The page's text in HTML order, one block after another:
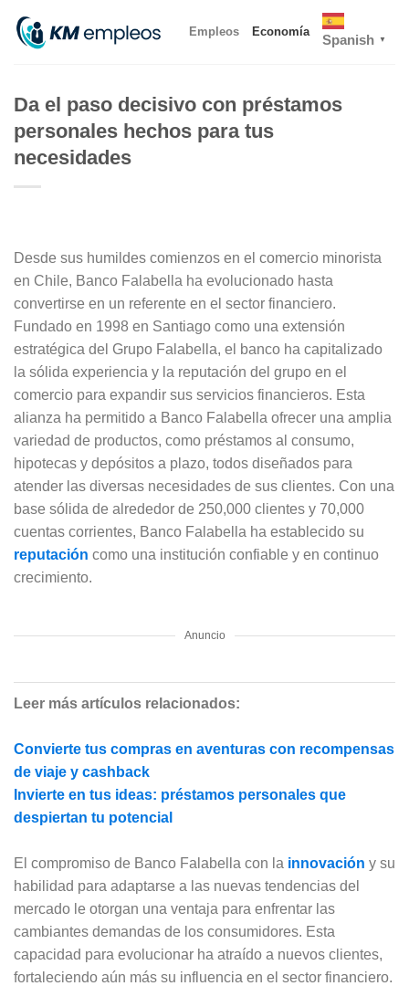
Empleos Economía
Spanish ▼
Da el paso decisivo con préstamos
personales hechos para tus
necesidades
Desde sus humildes comienzos en el comercio minorista
en Chile, Banco Falabella ha evolucionado hasta
convertirse en un referente en el sector financiero.
Fundado en 1998 en Santiago como una extensión
estratégica del Grupo Falabella, el banco ha capitalizado
la sólida experiencia y la reputación del grupo en el
comercio para expandir sus servicios financieros. Esta
alianza ha permitido a Banco Falabella ofrecer una amplia
variedad de productos, como préstamos al consumo,
hipotecas y depósitos a plazo, todos diseñados para
atender las diversas necesidades de sus clientes. Con una
base sólida de alrededor de 250,000 clientes y 70,000
cuentas corrientes, Banco Falabella ha establecido su
reputación como una institución confiable y en continuo
crecimiento.
Anuncio
Leer más artículos relacionados:
Convierte tus compras en aventuras con recompensas
de viaje y cashback
Invierte en tus ideas: préstamos personales que
despiertan tu potencial
El compromiso de Banco Falabella con la innovación y su
habilidad para adaptarse a las nuevas tendencias del
mercado le otorgan una ventaja para enfrentar las
cambiantes demandas de los consumidores. Esta
capacidad para evolucionar ha atraído a nuevos clientes,
fortaleciendo aún más su influencia en el sector financiero.